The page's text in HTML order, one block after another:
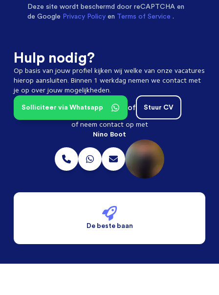
Deze site wordt beschermd door reCAPTCHA en
de Google Privacy Policy en Terms of Service .
Hulp nodig?
Op basis van jouw profiel kijken wij welke van onze vacatures
hierop aansluiten. Binnen 1 werkdag nemen we contact met
je op over jouw mogelijkheden.
Stuur CV
of
Solliciteer via Whatsapp
of neem contact op met
Nino Boot
De beste baan